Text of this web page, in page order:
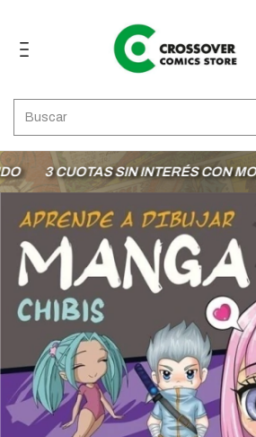
3 CUOTAS SIN INTERÉS CON MODO